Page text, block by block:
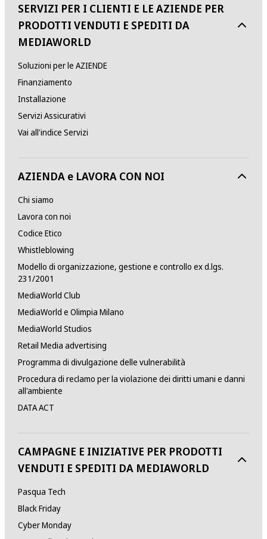
SERVIZI PER I CLIENTI E LE AZIENDE PER
PRODOTTI VENDUTI E SPEDITI DA
MEDIAWORLD
Soluzioni per le AZIENDE
Finanziamento
Installazione
Servizi Assicurativi
Vai all'indice Servizi
AZIENDA e LAVORA CON NOI
Chi siamo
Lavora con noi
Codice Etico
Whistleblowing
Modello di organizzazione, gestione e controllo ex d.lgs.
231/2001
MediaWorld Club
MediaWorld e Olimpia Milano
MediaWorld Studios
Retail Media advertising
Programma di divulgazione delle vulnerabilità
Procedura di reclamo per la violazione dei diritti umani e danni
all'ambiente
DATA ACT
CAMPAGNE E INIZIATIVE PER PRODOTTI
VENDUTI E SPEDITI DA MEDIAWORLD
Pasqua Tech
Black Friday
Cyber Monday